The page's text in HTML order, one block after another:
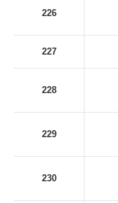
226
227
228
229
230